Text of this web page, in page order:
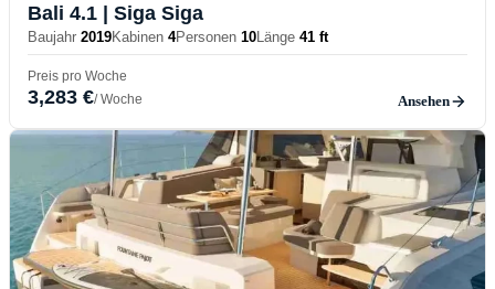
Bali 4.1 | Siga Siga
Baujahr 2019Kabinen 4Personen 10Länge 41 ft
Preis pro Woche
3,283 €/ Woche Ansehen